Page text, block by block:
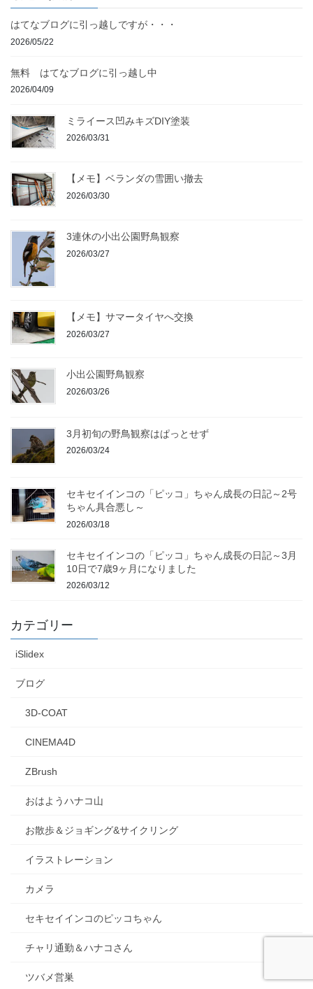
はてなブログに引っ越しですが・・・
2026/05/22
無料 はてなブログに引っ越し中
2026/04/09
ミライース凹みキズDIY塗装
2026/03/31
【メモ】ベランダの雪囲い撤去
2026/03/30
3連休の小出公園野鳥観察
2026/03/27
【メモ】サマータイヤへ交換
2026/03/27
小出公園野鳥観察
2026/03/26
3月初旬の野鳥観察はぱっとせず
2026/03/24
セキセイインコの「ピッコ」ちゃん成長の日記～2号
ちゃん具合悪し～
2026/03/18
セキセイインコの「ピッコ」ちゃん成長の日記～3月
10日で7歳9ヶ月になりました
2026/03/12
カテゴリー
iSlidex
ブログ
3D-COAT
CINEMA4D
ZBrush
おはようハナコ山
お散歩＆ジョギング&サイクリング
イラストレーション
カメラ
セキセイインコのピッコちゃん
チャリ通勤＆ハナコさん
ツバメ営巣